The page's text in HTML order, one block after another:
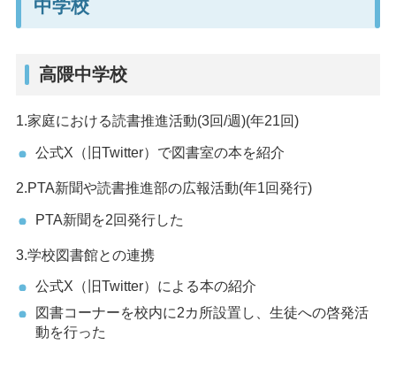
中学校
高隈中学校
1.家庭における読書推進活動(3回/週)(年21回)
公式X（旧Twitter）で図書室の本を紹介
2.PTA新聞や読書推進部の広報活動(年1回発行)
PTA新聞を2回発行した
3.学校図書館との連携
公式X（旧Twitter）による本の紹介
図書コーナーを校内に2カ所設置し、生徒への啓発活
動を行った